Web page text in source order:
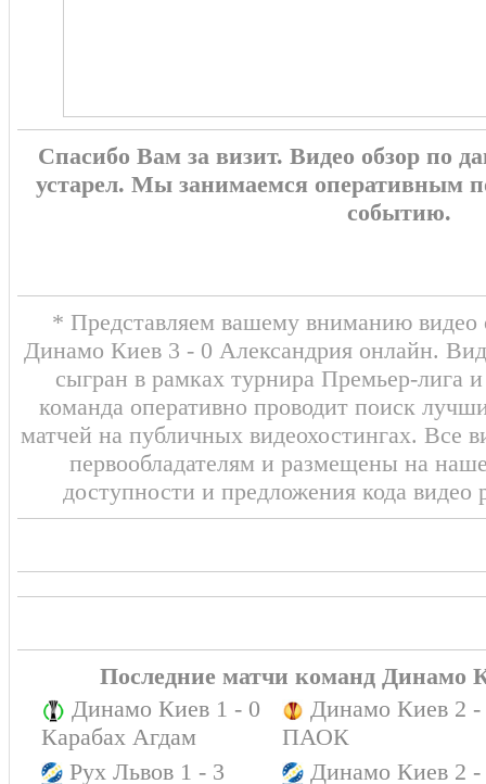
Спасибо Вам за визит. Видео обзор по
устарел. Мы занимаемся оперативным
событию.
* Представляем вашему вниманию видео
Динамо Киев 3 - 0 Александрия онлайн.
сыгран в рамках турнира Премьер-лига
команда оперативно проводит поиск
матчей на публичных видеохостингах. Все
первообладателям и размещены на
доступности и предложения кода видео
Последние матчи команд Динамо
Динамо Киев 1 - 0
Карабах Агдам
Динамо Киев 2 -
ПАОК
Рух Львов 1 - 3
Динамо Киев 2 -